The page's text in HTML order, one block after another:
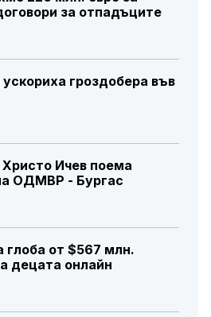
за отпадъците
гроздобера във
Ичев поема
ОДМВР - Бургас
глоба от $567 млн.
децата онлайн